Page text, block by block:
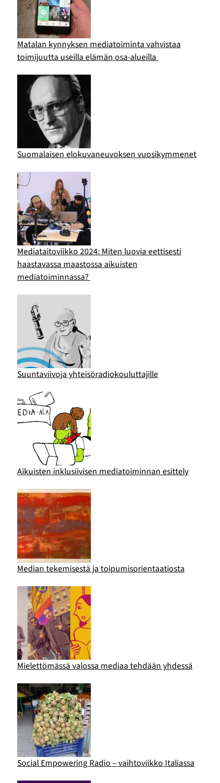
Matalan kynnyksen mediatoiminta vahvistaa
toimijuutta useilla elämän osa-alueilla
Suomalaisen elokuvaneuvoksen vuosikymmenet
Mediataitoviikko 2024: Miten luovia eettisesti
haastavassa maastossa aikuisten
mediatoiminnassa?
Suuntaviivoja yhteisöradiokouluttajille
Aikuisten inklusiivisen mediatoiminnan esittely
Median tekemisestä ja toipumisorientaatiosta
Mielettömässä valossa mediaa tehdään yhdessä
Social Empowering Radio – vaihtoviikko Italiassa